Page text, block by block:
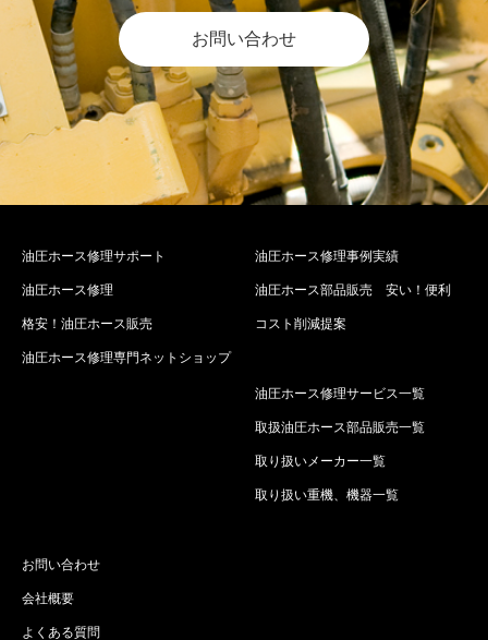
お問い合わせ
油圧ホース修理サポート
油圧ホース修理
格安！油圧ホース販売
油圧ホース修理専門ネットショップ
油圧ホース修理事例実績
油圧ホース部品販売 安い！便利
コスト削減提案
油圧ホース修理サービス一覧
取扱油圧ホース部品販売一覧
取り扱いメーカー一覧
取り扱い重機、機器一覧
お問い合わせ
会社概要
よくある質問